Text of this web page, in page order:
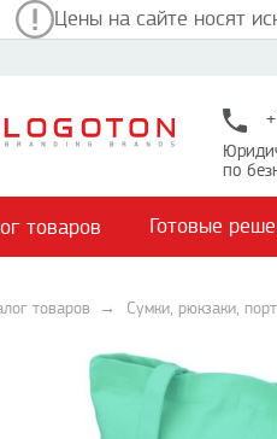
Цены на сайте носят
по
товаров Готовые
товаров Сумки, рюкзаки,